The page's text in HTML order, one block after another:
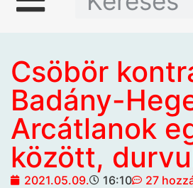
Csöbör
Badány-
Arcátlanok
között,
2021.05.09. 16:10
27